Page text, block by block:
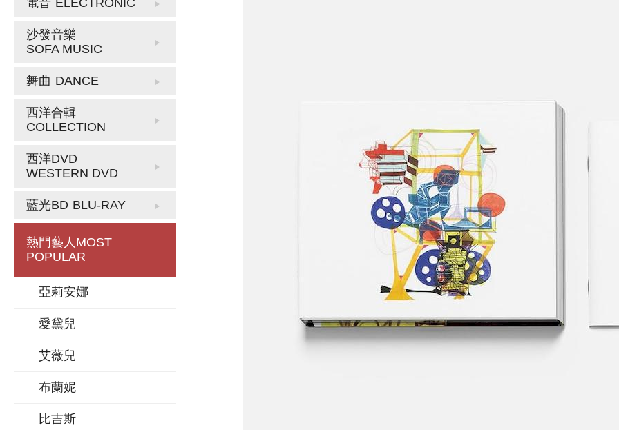
電音 ELECTRONIC
沙發音樂
SOFA MUSIC
舞曲 DANCE
西洋合輯
COLLECTION
西洋DVD
WESTERN DVD
藍光BD BLU-RAY
熱門藝人 MOST
POPULAR
亞莉安娜
愛黛兒
艾薇兒
布蘭妮
比吉斯